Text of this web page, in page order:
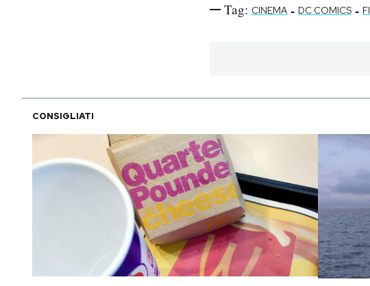
Tag: CINEMA - DC COMICS -
CONSIGLIATI